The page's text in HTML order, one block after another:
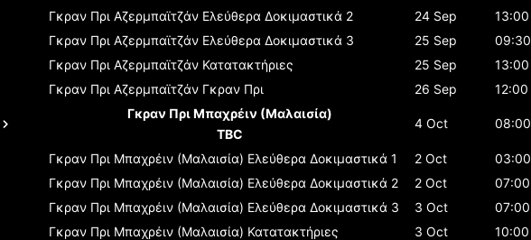
Γκραν Πρι Αζερμπαϊτζάν Ελεύθερα Δοκιμαστικά 2 24 Sep
13:00
Γκραν Πρι Αζερμπαϊτζάν Ελεύθερα Δοκιμαστικά 3 25 Sep
09:30
Γκραν Πρι Αζερμπαϊτζάν Κατατακτήριες 25 Sep
13:00
Γκραν Πρι Αζερμπαϊτζάν Γκραν Πρι 26 Sep
12:00
Γκραν Πρι Μπαχρέιν (Μαλαισία)
TBC
4 Oct 08:00
Γκραν Πρι Μπαχρέιν (Μαλαισία) Ελεύθερα Δοκιμαστικά 1 2 Oct
03:00
Γκραν Πρι Μπαχρέιν (Μαλαισία) Ελεύθερα Δοκιμαστικά 2 2 Oct
07:00
Γκραν Πρι Μπαχρέιν (Μαλαισία) Ελεύθερα Δοκιμαστικά 3 3 Oct
07:00
Γκραν Πρι Μπαχρέιν (Μαλαισία) Κατατακτήριες 3 Oct
10:00